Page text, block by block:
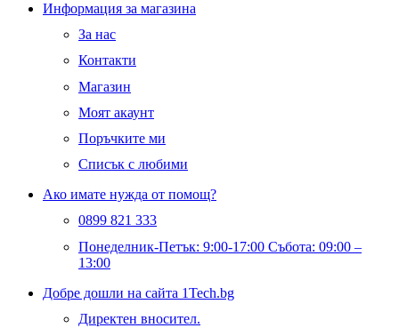
Информация за магазина
За нас
Контакти
Магазин
Моят акаунт
Поръчките ми
Списък с любими
Ако имате нужда от помощ?
0899 821 333
Понеделник-Петък: 9:00-17:00 Събота: 09:00 –
13:00
Добре дошли на сайта 1Tech.bg
Директен вносител.